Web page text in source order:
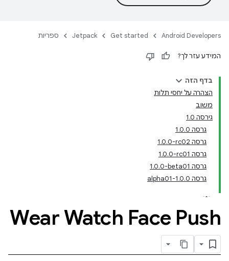
Android Developers
Get started
Jetpack ספריות
המידע עזר לך?
בדף הזה
הצהרה על יחסי תלות
משוב
גירסה 1.0
גרסה 1.0.0
גרסה ‎1.0.0-rc02
גרסה ‎1.0.0-rc01
גרסה ‎1.0.0-beta01
גרסה 1.0.0-alpha01
Wear Watch Face Push